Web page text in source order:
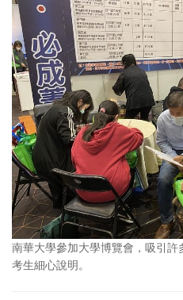
南華大學參加大學博覽會，吸引
考生細心說明。